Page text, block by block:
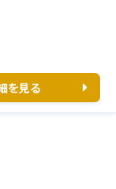
を見る